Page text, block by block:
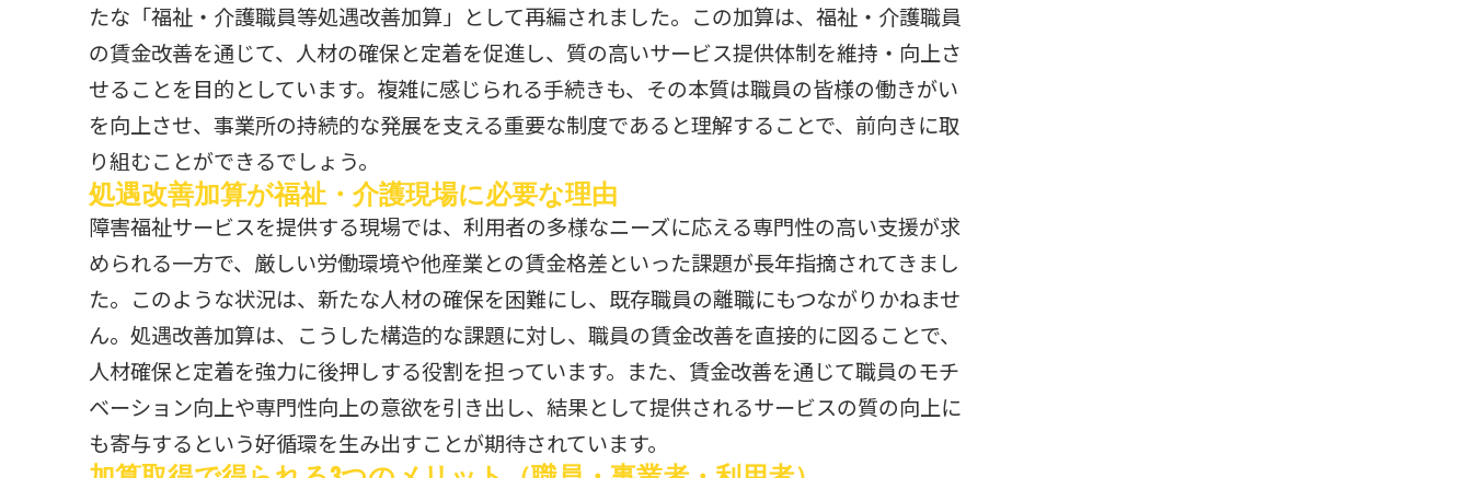
たな「福祉・介護職員等処遇改善加算」として再編されました。この加算は、福祉・介護職員
の賃金改善を通じて、人材の確保と定着を促進し、質の高いサービス提供体制を維持・向上さ
せることを目的としています。複雑に感じられる手続きも、その本質は職員の皆様の働きがい
を向上させ、事業所の持続的な発展を支える重要な制度であると理解することで、前向きに取
り組むことができるでしょう。
処遇改善加算が福祉・介護現場に必要な理由
障害福祉サービスを提供する現場では、利用者の多様なニーズに応える専門性の高い支援が求
められる一方で、厳しい労働環境や他産業との賃金格差といった課題が長年指摘されてきまし
た。このような状況は、新たな人材の確保を困難にし、既存職員の離職にもつながりかねませ
ん。処遇改善加算は、こうした構造的な課題に対し、職員の賃金改善を直接的に図ることで、
人材確保と定着を強力に後押しする役割を担っています。また、賃金改善を通じて職員のモチ
ベーション向上や専門性向上の意欲を引き出し、結果として提供されるサービスの質の向上に
も寄与するという好循環を生み出すことが期待されています。